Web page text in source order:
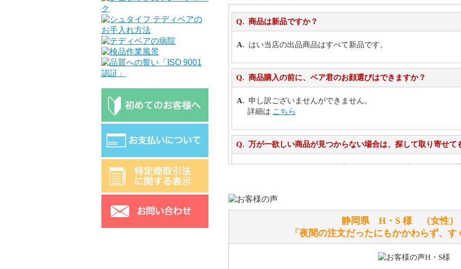
商品は新品ですか？
はい当店の出品商品はすべて新品です。
商品購入の前に、ベア君のお顔選びはできますか？
申し訳ございませんができません。
詳細は こちら
万が一欲しい商品が見つからない場合は、探して取り寄せて
シュタイフのぬいぐるみは洗濯できますか？ ぬいぐるみの
洗濯できるのとできないのがあります。
こちらをご覧ください。
静岡県 H・S 様 （女
「夜間の注文だったにもかかわらず、す